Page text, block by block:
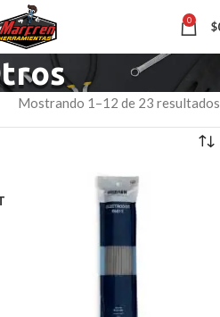
0 $
Mostrando 1–12 de 23 resultados